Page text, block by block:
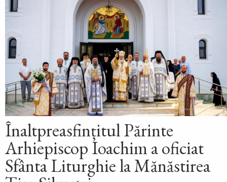
Înaltpreasfințitul Părinte
Arhiepiscop Ioachim a oficiat
Sfânta Liturghie la Mănăstirea